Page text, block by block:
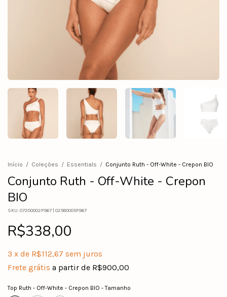
Início / Coleções / Essentials / Conjunto Ruth - Off-White - Crepon BIO
Conjunto Ruth - Off-White - Crepon
BIO
SKU:07200002P967 | 02580005P967
R$338,00
3 x de R$112,67 sem juros
Frete grátis a partir de R$900,00
Top Ruth - Off-White - Crepon BIO - Tamanho